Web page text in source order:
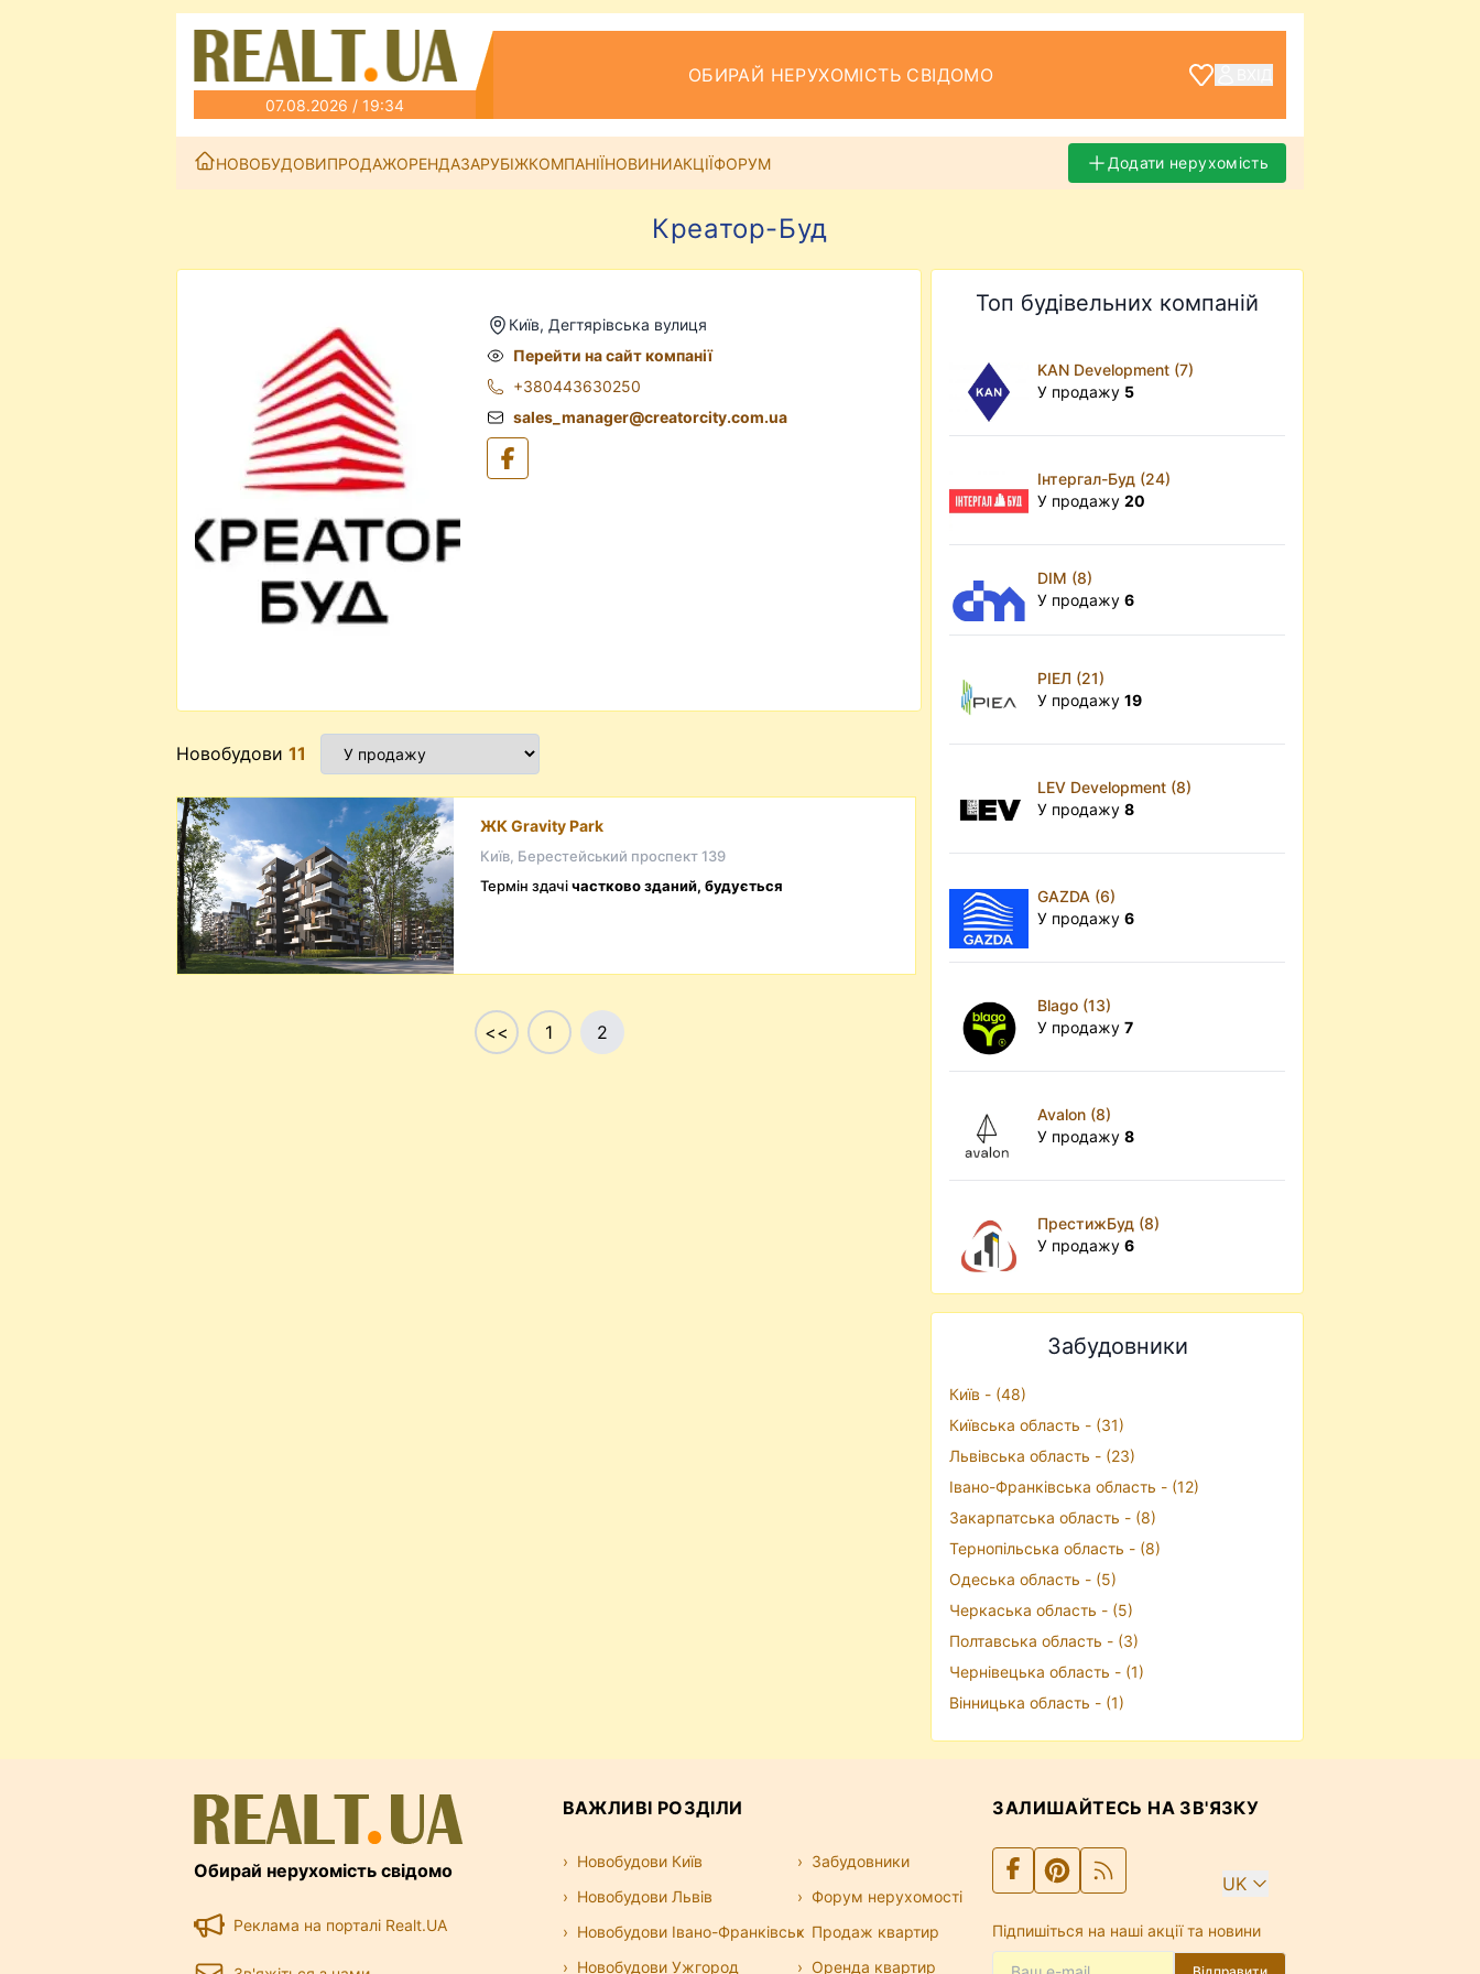
07.08.2026 / 19:34
ОБИРАЙ НЕРУХОМІСТЬ СВІДОМО
НОВОБУДОВИПРОДАЖОРЕНДАЗАРУБІЖКОМПАНІЇНОВИНИАКЦІЇФОРУМ Додати нерухомість
Креатор-Буд
Київ, Дегтярівська вулиця
Перейти на сайт компанії
+380443630250
sales_manager@creatorcity.com.ua
Новобудови 11
ЖК Gravity Park
Київ, Берестейський проспект 139
Термін здачічастково зданий, будується
<< 1 2
Топ будівельних компаній
KAN Development (7)
У продажу 5
Інтергал-Буд (24)
У продажу20
DIM (8)
У продажу6
РІЕЛ (21)
У продажу19
LEV Development (8)
У продажу8
GAZDA (6)
У продажу6
Blago (13)
У продажу7
Avalon (8)
У продажу8
ПрестижБуд (8)
У продажу6
Забудовники
Київ - (48)
Київська область - (31)
Львівська область - (23)
Івано-Франківська область - (12)
Закарпатська область - (8)
Тернопільська область - (8)
Одеська область - (5)
Черкаська область - (5)
Полтавська область - (3)
Чернівецька область - (1)
Вінницька область - (1)
Обирай нерухомість свідомо
Реклама на порталі Realt.UA
ВАЖЛИВІ РОЗДІЛИ
Новобудови Київ
Новобудови Львів
Новобудови Івано-Франківськ
Новобудови Ужгород
Забудовники
Форум нерухомості
Продаж квартир
Оренда квартир
ЗАЛИШАЙТЕСЬ НА ЗВ'ЯЗКУ
UK
Підпишіться на наші акції та новини